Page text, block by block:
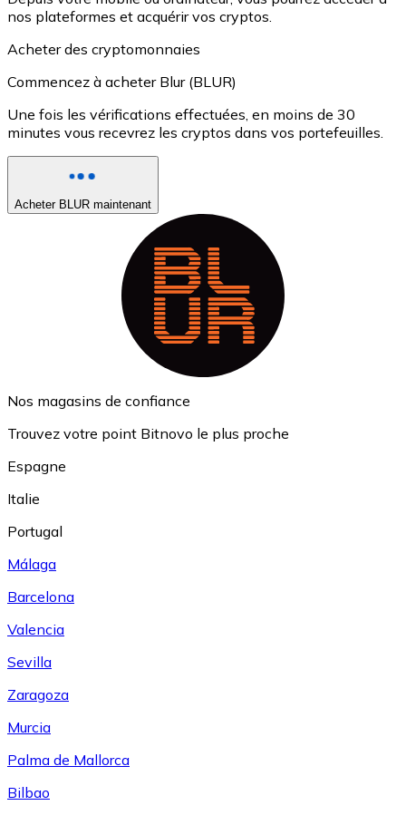
nos plateformes et acquérir vos cryptos.
Acheter des cryptomonnaies
Commencez à acheter Blur (BLUR)
Une fois les vérifications effectuées, en moins de 30
minutes vous recevrez les cryptos dans vos portefeuilles.
Acheter BLUR maintenant
Nos magasins de confiance
Trouvez votre point Bitnovo le plus proche
Espagne
Italie
Portugal
Málaga
Barcelona
Valencia
Sevilla
Zaragoza
Murcia
Palma de Mallorca
Bilbao